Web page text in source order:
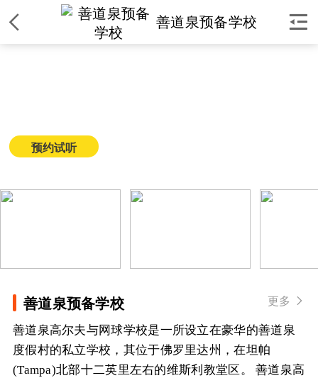
善道泉预备学校
 
预约试听
善道泉预备学校 更多 
善道泉高尔夫与网球学校是一所设立在豪华的善道泉
度假村的私立学校，其位于佛罗里达州，在坦帕
(Tampa)北部十二英里左右的维斯利教堂区。 善道泉高